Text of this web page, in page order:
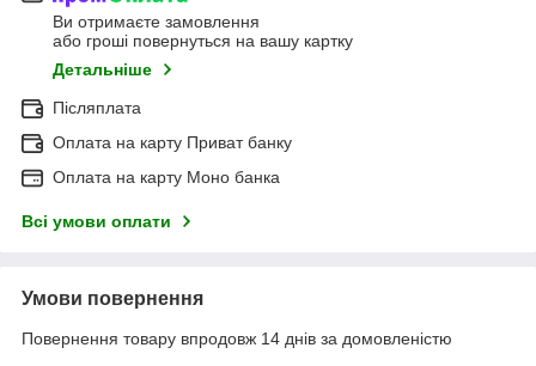
Ви отримаєте замовлення
або гроші повернуться на вашу картку
Детальніше
Післяплата
Оплата на карту Приват банку
Оплата на карту Моно банка
Всі умови оплати
Умови повернення
Повернення товару впродовж 14 днів за домовленістю